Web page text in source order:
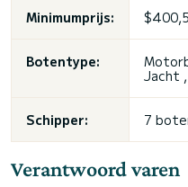
Minimumprijs:
Botentype:
Jacht
Schipper: 7
Verantwoord varen